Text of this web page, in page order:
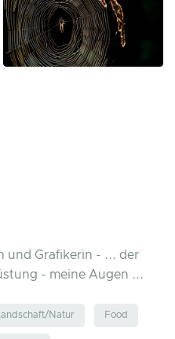
und Grafikerin - ... der
- meine Augen ...
Landschaft/Natur Food